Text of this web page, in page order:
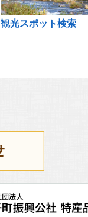
観光スポット検索